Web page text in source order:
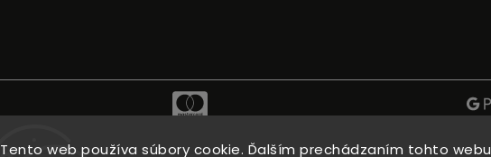
Tento web používa súbory cookie. Ďalším prechádzaním tohto webu